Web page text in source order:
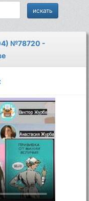
№78720 -